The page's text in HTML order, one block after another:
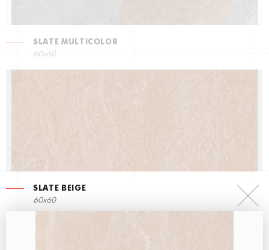
SLATE MULTICOLOR
60x60
SLATE BEIGE
60x60